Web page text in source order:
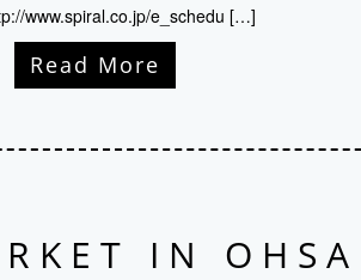
www.spiral.co.jp/e_schedu […]
Read More
IN